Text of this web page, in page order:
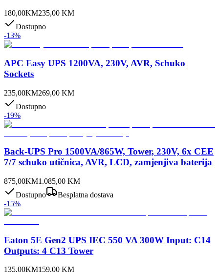
180,00KM235,00 KM
Dostupno
-13%
APC Easy UPS 1200VA, 230V, AVR, Schuko
Sockets
235,00KM269,00 KM
Dostupno
-19%
Back-UPS Pro 1500VA/865W, Tower, 230V, 6x CEE
7/7 schuko utičnica, AVR, LCD, zamjenjiva baterija
875,00KM1.085,00 KM
Dostupno
Besplatna dostava
-15%
Eaton 5E Gen2 UPS IEC 550 VA 300W Input: C14
Outputs: 4 C13 Tower
135,00KM159,00 KM